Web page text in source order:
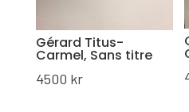
Gérard Titus-
Carmel, Sans titre
4500 kr